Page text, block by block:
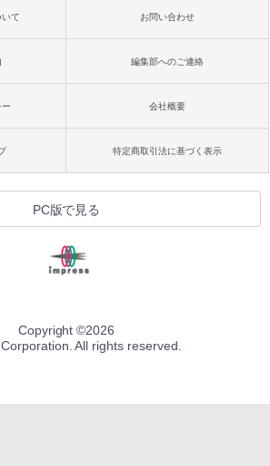
て お問い合わせ
編集部へのご連絡
会社概要
特定商取引法に基づく表示
PC版で見る
Copyright ©2026
All rights reserved.